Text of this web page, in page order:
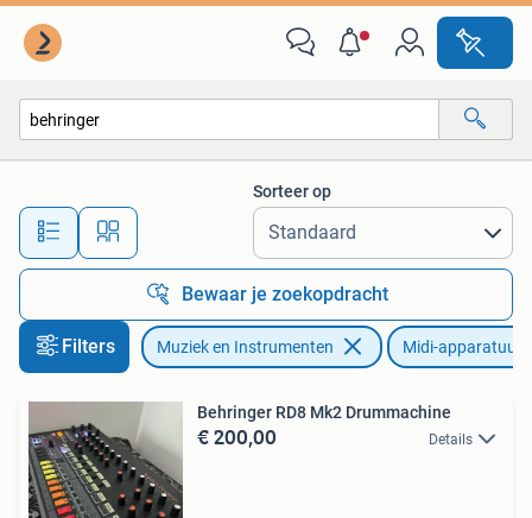
Alle afstanden…
Sorteer op
Bewaar je zoekopdracht
Filters Muziek en Instrumenten Midi-apparatuur
Behringer RD8 Mk2 Drummachine
€ 200,00 Details